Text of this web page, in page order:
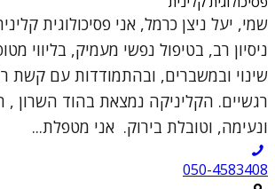
שמי, יעל ניצן כרמל, אני פסיכולוגית
ניסיון רב, בטיפול נפשי מעמיק, בליווי
שינוי ובמשברים, ובהתמודדות עם קשת
רגשיים. הקליניקה נמצאת בהוד השרון
ונעימה, וטובלת בירוק. אני מטפלת...
050-4583408